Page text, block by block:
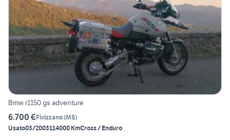
Bmw r1150 gs adventure
6.700 €Fivizzano(MS)
Usato03/2003114000 KmCross / Enduro